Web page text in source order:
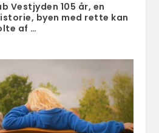
Vestjyden 105 år, en
byen med rette kan
af …